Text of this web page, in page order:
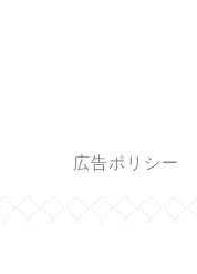
広告ポリシー